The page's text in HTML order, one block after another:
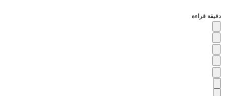
دقيقة قراءة